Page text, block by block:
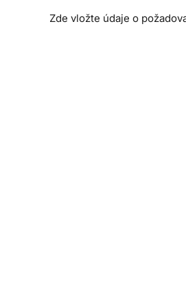
Zde vložte údaje o